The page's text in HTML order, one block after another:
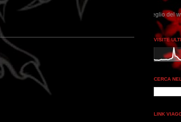
perdere tempo, clikka "qui", c'è il meglio del www.rebeccatrex.com
VISITE
CERCA
LINK